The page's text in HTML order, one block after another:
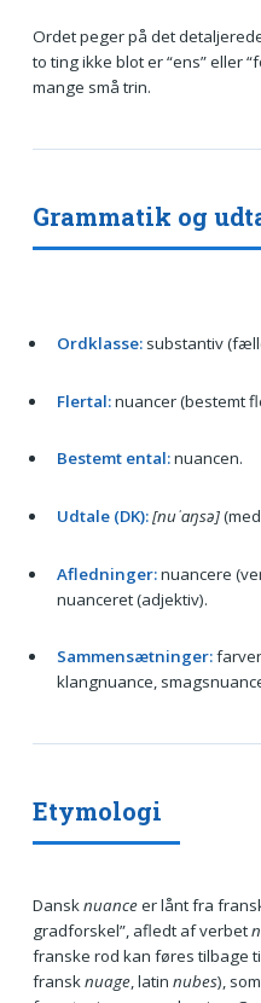
Ordet peger på det
to ting ikke blot er “ens” eller
mange små trin.
Grammatik og
Ordklasse:substantiv
Flertal:nuancer (bestemt
Bestemt ental:nuancen.
Udtale (DK):[nuˈɑŋsə]
Afledninger:nuancere
nuanceret (adjektiv).
Sammensætninger:
klangnuance,
Etymologi
Dansknuanceer lånt fra
gradforskel”, afledt af verbet
franske rod kan føres tilbage
fransknuage, latin nubes),